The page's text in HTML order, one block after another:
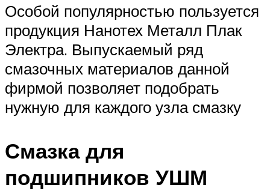
Особой популярностью пользуется
продукция Нанотех Металл Плак
Электра. Выпускаемый ряд
смазочных материалов данной
фирмой позволяет подобрать
нужную для каждого узла смазку
Смазка для
подшипников УШМ